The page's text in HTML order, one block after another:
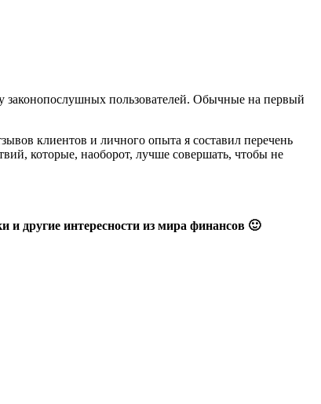
законопослушных пользователей. Обычные на первый
клиентов и личного опыта я составил перечень
которые, наоборот, лучше совершать, чтобы не
другие интересности из мира финансов 🙂